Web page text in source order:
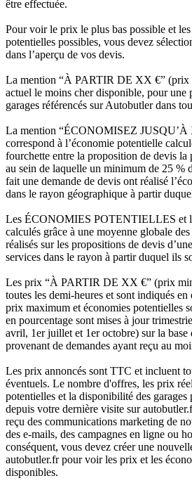
être effectuée.
Pour voir le prix le plus bas possible et
potentielles possibles, vous devez
dans l’aperçu de vos devis.
La mention “À PARTIR DE XX €” (prix
actuel le moins cher disponible, pour une
garages référencés sur Autobutler dans
La mention “ÉCONOMISEZ
correspond à l’économie potentielle
fourchette entre la proposition de devis la
au sein de laquelle un minimum de 25 %
fait une demande de devis ont réalisé
dans le rayon géographique à partir
Les ÉCONOMIES POTENTIELLES et
calculés grâce à une moyenne globale
réalisés sur les propositions de devis
services dans le rayon à partir duquel ils
Les prix “À PARTIR DE XX €” (prix
toutes les demi-heures et sont indiqués
prix maximum et économies potentielles
en pourcentage sont mises à jour
avril, 1er juillet et 1er octobre) sur la base
provenant de demandes ayant reçu au
Les prix annoncés sont TTC et incluent
éventuels. Le nombre d'offres, les prix
potentielles et la disponibilité des garages
depuis votre dernière visite sur
reçu des communications marketing de
des e-mails, des campagnes en ligne ou
conséquent, vous devez créer une
autobutler.fr pour voir les prix et les
disponibles.